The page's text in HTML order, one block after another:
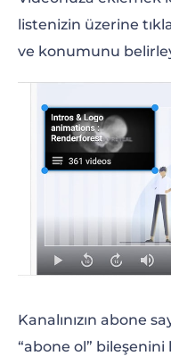
listenizin üzerine
ve konumunu
Kanalınızın abone
“abone ol”